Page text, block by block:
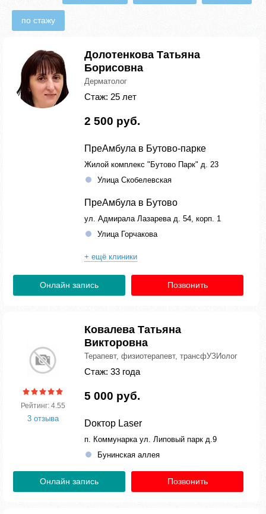
по стажу
Долотенкова Татьяна
Борисовна
Дерматолог
Стаж: 25 лет
2 500 руб.
ПреАмбула в Бутово-парке
Жилой комплекс "Бутово Парк" д. 23
Улица Скобелевская
ПреАмбула в Бутово
ул. Адмирала Лазарева д. 54, корп. 1
Улица Горчакова
+ ещё клиники
Онлайн запись Позвонить
Рейтинг: 4.55
3 отзыва
Ковалева Татьяна
Викторовна
Терапевт, физиотерапевт, трансфУЗИолог
Стаж: 33 года
5 000 руб.
Dоктор Laser
п. Коммунарка ул. Липовый парк д.9
Бунинская аллея
Онлайн запись Позвонить